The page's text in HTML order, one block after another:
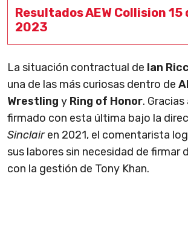
Resultados AEW Collision 15
2023
La situación contractual de Ian
una de las más curiosas dentro de
Wrestling y Ring of Honor.
firmado con esta última bajo la
Sinclairen 2021, el comentarista
sus labores sin necesidad de firmar
con la gestión de Tony Khan.